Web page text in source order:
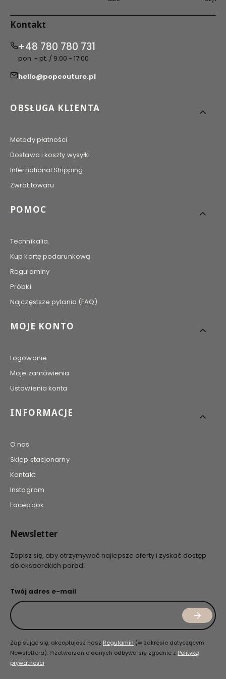
Kontakt
+48 780 780 731
pon. - pt. / 9:00 - 17:00
hello@popcouture.pl
Linki w stopce
OBSŁUGA KLIENTA
Metody płatności
Dostawa i koszty wysyłki
International Shipping
Zwrot towaru
POMOC
Technikalia.
Kup kartę podarunkową
Regulaminy
Próbki
Najczęstsze pytania (FAQ)
MOJE KONTO
Logowanie
Moje zamówienia
Ustawienia konta
INFORMACJE
O nas
Sklep stacjonarny
Kontakt
Instagram
Facebook
Newsletter
Zapisz się, aby otrzymywać najlepsze oferty i zyskać dostęp
do eksperckich porad.
Twój adres e-mail
Zapisując się, akceptujesz nasz Regulamin (w zakresie dotyczącym
Newslettera). Przetwarzanie danych odbywa się zgodnie z Polityką
prywatności.